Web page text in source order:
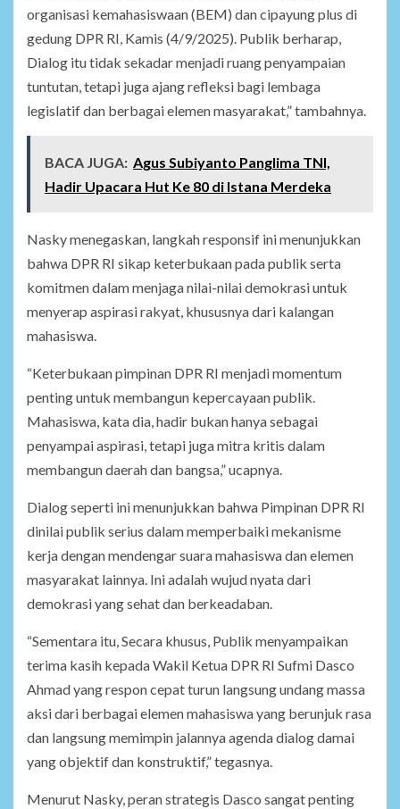
organisasi kemahasiswaan (BEM) dan cipayung plus di
gedung DPR RI, Kamis (4/9/2025). Publik berharap,
Dialog itu tidak sekadar menjadi ruang penyampaian
tuntutan, tetapi juga ajang refleksi bagi lembaga
legislatif dan berbagai elemen masyarakat,” tambahnya.
BACA JUGA: Agus Subiyanto Panglima TNI,
Hadir Upacara Hut Ke 80 di Istana Merdeka
Nasky menegaskan, langkah responsif ini menunjukkan
bahwa DPR RI sikap keterbukaan pada publik serta
komitmen dalam menjaga nilai-nilai demokrasi untuk
menyerap aspirasi rakyat, khususnya dari kalangan
mahasiswa.
“Keterbukaan pimpinan DPR RI menjadi momentum
penting untuk membangun kepercayaan publik.
Mahasiswa, kata dia, hadir bukan hanya sebagai
penyampai aspirasi, tetapi juga mitra kritis dalam
membangun daerah dan bangsa,” ucapnya.
Dialog seperti ini menunjukkan bahwa Pimpinan DPR RI
dinilai publik serius dalam memperbaiki mekanisme
kerja dengan mendengar suara mahasiswa dan elemen
masyarakat lainnya. Ini adalah wujud nyata dari
demokrasi yang sehat dan berkeadaban.
“Sementara itu, Secara khusus, Publik menyampaikan
terima kasih kepada Wakil Ketua DPR RI Sufmi Dasco
Ahmad yang respon cepat turun langsung undang massa
aksi dari berbagai elemen mahasiswa yang berunjuk rasa
dan langsung memimpin jalannya agenda dialog damai
yang objektif dan konstruktif,” tegasnya.
Menurut Nasky, peran strategis Dasco sangat penting